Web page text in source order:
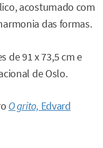
acostumado com
das formas.
de 91 x 73,5 cm e
de Oslo.
O grito, Edvard